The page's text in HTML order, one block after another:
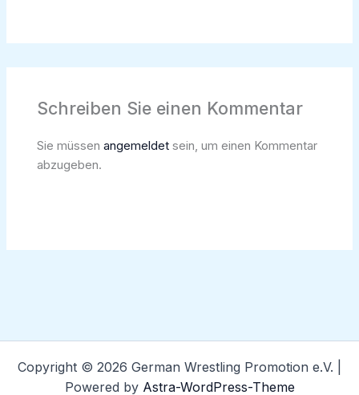
Schreiben Sie einen Kommentar
Sie müssen angemeldetsein, um einen Kommentar
abzugeben.
Copyright © 2026 German Wrestling Promotion e.V. |
Powered by Astra-WordPress-Theme